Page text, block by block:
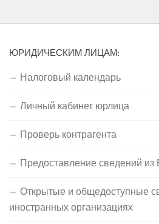
ЮРИДИЧЕСКИМ ЛИЦАМ:
Налоговый календарь
Личный кабинет юрлица
Проверь контрагента
Предоставление сведений
Открытые и общедоступные
иностранных организациях